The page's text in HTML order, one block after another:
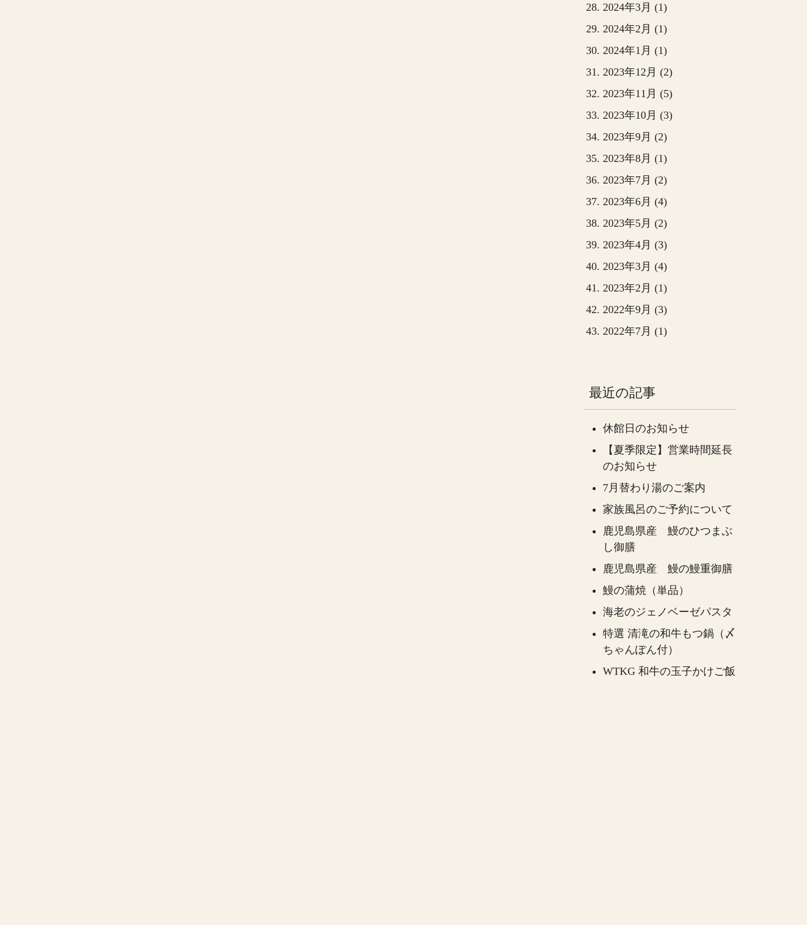
2024年3月 (1)
2024年2月 (1)
2024年1月 (1)
2023年12月 (2)
2023年11月 (5)
2023年10月 (3)
2023年9月 (2)
2023年8月 (1)
2023年7月 (2)
2023年6月 (4)
2023年5月 (2)
2023年4月 (3)
2023年3月 (4)
2023年2月 (1)
2022年9月 (3)
2022年7月 (1)
最近の記事
休館日のお知らせ
【夏季限定】営業時間延長
のお知らせ
7月替わり湯のご案内
家族風呂のご予約について
鹿児島県産 鰻のひつまぶ
し御膳
鹿児島県産 鰻の鰻重御膳
鰻の蒲焼（単品）
海老のジェノベーゼパスタ
特選 清滝の和牛もつ鍋（〆
ちゃんぽん付）
WTKG 和牛の玉子かけご飯